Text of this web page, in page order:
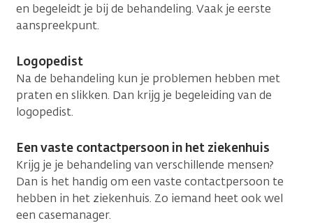
en begeleidt je bij de behandeling. Vaak je eerste
aanspreekpunt.
Logopedist
Na de behandeling kun je problemen hebben met
praten en slikken. Dan krijg je begeleiding van de
logopedist.
Een vaste contactpersoon in het ziekenhuis
Krijg je je behandeling van verschillende mensen?
Dan is het handig om een vaste contactpersoon te
hebben in het ziekenhuis. Zo iemand heet ook wel
een casemanager.